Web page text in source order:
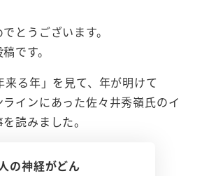
とうございます。
です。
来る年」を見て、年が明けて
インにあった佐々井秀嶺氏のイ
読みました。
の神経がどん